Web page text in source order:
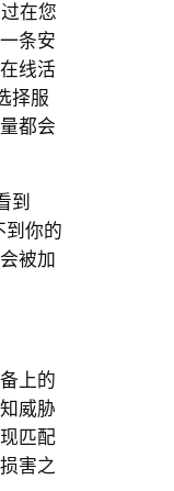
在您
条安
线活
择服
都会
到
到你的
被加
上的
威胁
匹配
害之